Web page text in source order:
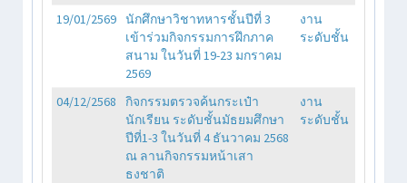
19/01/2569 นักศึกษาวิชาทหารชั้นปีที่ 3
เข้าร่วมกิจกรรมการฝึกภาค
สนาม ในวันที่ 19-23 มกราคม
2569
งาน
ระดับชั้น
04/12/2568
กิจกรรมตรวจค้นกระเป๋า
นักเรียน ระดับชั้นมัธยมศึกษา
ปีที่1-3 ในวันที่ 4 ธันวาคม 2568
ณ ลานกิจกรรมหน้าเสา
ธงชาติ
งาน
ระดับชั้น